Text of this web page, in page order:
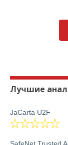
Лучшие
JaCarta U2F